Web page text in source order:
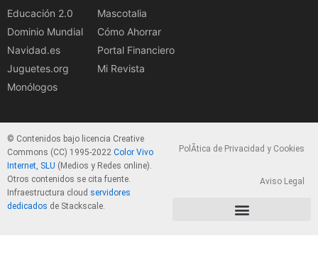
Educación 2.0
Dominio Mundial
Navidad.es
Juguetes.org
Monólogos
Mascotalia
Cómo Ahorrar
Portal Financiero
Mi Revista
© Contenidos bajo licencia Creative
Commons (CC) 1995-2022 Color Vivo
Internet, SLU (Medios y Redes online).
Otros contenidos se cita fuente.
Infraestructura cloud servidores
dedicados de Stackscale.
PolÃ­tica de Privacidad y Cookies
Aviso Legal